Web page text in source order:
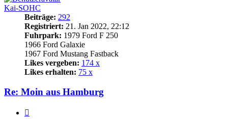
Kai-SOHC
Beiträge: 292
Registriert: 21. Jan 2022, 22:12
Fuhrpark: 1979 Ford F 250
1966 Ford Galaxie
1967 Ford Mustang Fastback
Likes vergeben: 174 x
Likes erhalten: 75 x
Re: Moin aus Hamburg